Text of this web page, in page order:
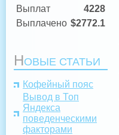
Выплат
4228
Выплачено $2772.1
НОВЫЕ СТАТЬИ
Кофейный пояс
Вывод в Топ
Яндекса
поведенческими
факторами